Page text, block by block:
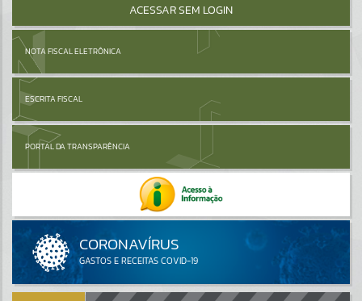
ACESSAR SEM LOGIN
NOTA FISCAL ELETRÔNICA
ESCRITA FISCAL
PORTAL DA TRANSPARÊNCIA